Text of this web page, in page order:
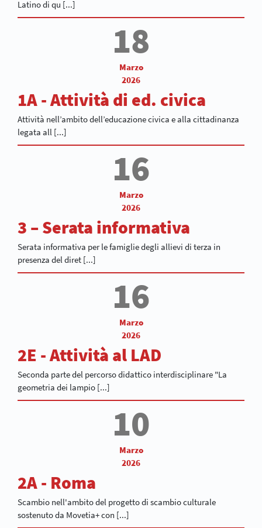
Latino di qu [...]
18
Marzo
2026
1A - Attività di ed. civica
Attività nell’ambito dell’educazione civica e alla cittadinanza
legata all [...]
16
Marzo
2026
3 – Serata informativa
Serata informativa per le famiglie degli allievi di terza in
presenza del diret [...]
16
Marzo
2026
2E - Attività al LAD
Seconda parte del percorso didattico interdisciplinare "La
geometria dei lampio [...]
10
Marzo
2026
2A - Roma
Scambio nell'ambito del progetto di scambio culturale
sostenuto da Movetia+ con [...]